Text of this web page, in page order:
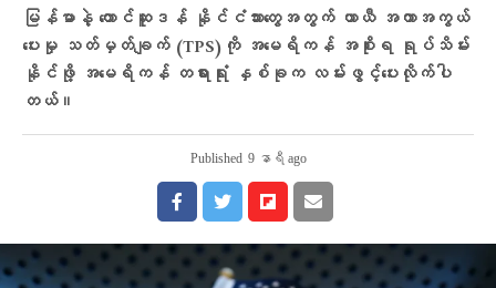
မြန်မာနဲ့ တောင်ဆူဒန် နိုင်ငံသားတွေအတွက် ယာယီ အကာအကွယ်
ပေးမှု သတ်မှတ်ချက် (TPS)ကို အမေရိကန် အစိုးရ ရုပ်သိမ်း
နိုင်ဖို့ အမေရိကန် တရားရုံး နှစ်ခုက လမ်းဖွင့်ပေးလိုက်ပါ
တယ်။
Published 9 နာရီ ago